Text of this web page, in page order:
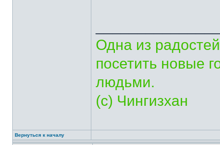
Одна из
посетить новые
людьми.
(с) Чингизхан
Вернуться к началу